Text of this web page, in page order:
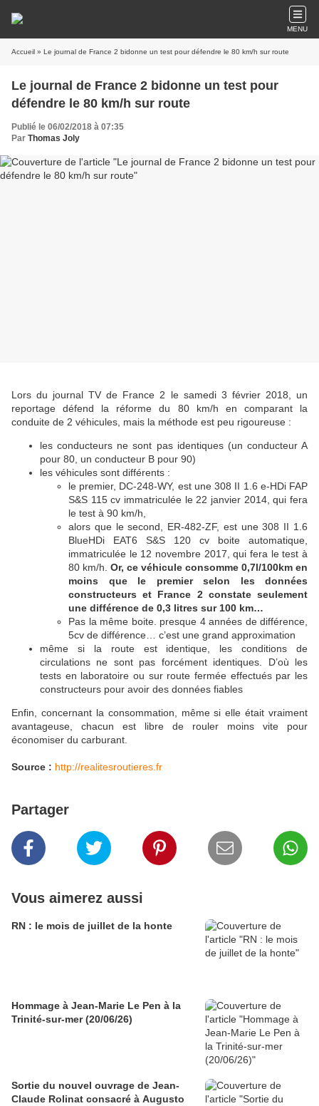
MENU
Accueil » Le journal de France 2 bidonne un test pour défendre le 80 km/h sur route
Le journal de France 2 bidonne un test pour
défendre le 80 km/h sur route
Publié le 06/02/2018 à 07:35
Par Thomas Joly
Lors du journal TV de France 2 le samedi 3 février 2018, un
reportage défend la réforme du 80 km/h en comparant la
conduite de 2 véhicules, mais la méthode est peu rigoureuse :
les conducteurs ne sont pas identiques (un conducteur A
pour 80, un conducteur B pour 90)
les véhicules sont différents :
le premier, DC-248-WY, est une 308 II 1.6 e-HDi FAP
S&S 115 cv immatriculée le 22 janvier 2014, qui fera
le test à 90 km/h,
alors que le second, ER-482-ZF, est une 308 II 1.6
BlueHDi EAT6 S&S 120 cv boite automatique,
immatriculée le 12 novembre 2017, qui fera le test à
80 km/h. Or, ce véhicule consomme 0,7l/100km en
moins que le premier selon les données
constructeurs et France 2 constate seulement
une différence de 0,3 litres sur 100 km…
Pas la même boite. presque 4 années de différence,
5cv de différence… c’est une grand approximation
même si la route est identique, les conditions de
circulations ne sont pas forcément identiques. D’où les
tests en laboratoire ou sur route fermée effectués par les
constructeurs pour avoir des données fiables
Enfin, concernant la consommation, même si elle était vraiment
avantageuse, chacun est libre de rouler moins vite pour
économiser du carburant.
Source : http://realitesroutieres.fr
Partager
Vous aimerez aussi
RN : le mois de juillet de la honte
Hommage à Jean-Marie Le Pen à la
Trinité-sur-mer (20/06/26)
Sortie du nouvel ouvrage de Jean-
Claude Rolinat consacré à Augusto